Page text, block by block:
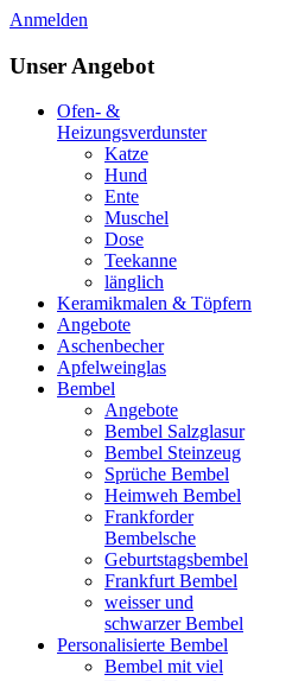
Anmelden
Unser Angebot
Ofen- &
Heizungsverdunster
Katze
Hund
Ente
Muschel
Dose
Teekanne
länglich
Keramikmalen & Töpfern
Angebote
Aschenbecher
Apfelweinglas
Bembel
Angebote
Bembel Salzglasur
Bembel Steinzeug
Sprüche Bembel
Heimweh Bembel
Frankforder
Bembelsche
Geburtstagsbembel
Frankfurt Bembel
weisser und
schwarzer Bembel
Personalisierte Bembel
Bembel mit viel